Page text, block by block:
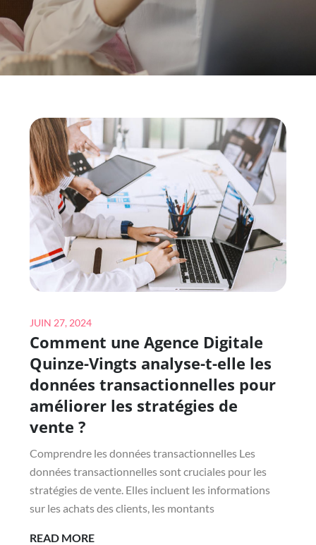
Posted
on
JUIN 27, 2024
Comment une Agence Digitale
Quinze-Vingts analyse-t-elle les
données transactionnelles pour
améliorer les stratégies de
vente ?
Comprendre les données transactionnelles Les
données transactionnelles sont cruciales pour les
stratégies de vente. Elles incluent les informations
sur les achats des clients, les montants
READ MORECOMMENT